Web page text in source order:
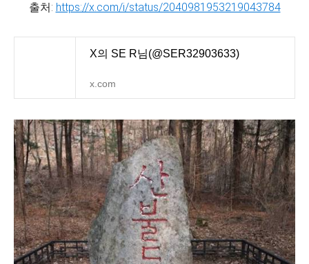
출처: https://x.com/i/status/2040981953219043784
X의 SE R님(@SER32903633)
x.com